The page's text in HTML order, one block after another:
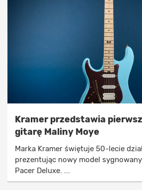
Kramer przedstawia
gitarę Maliny Moye
Marka Kramer świętuje 50-lecie
prezentując nowy model
Pacer Deluxe. ...